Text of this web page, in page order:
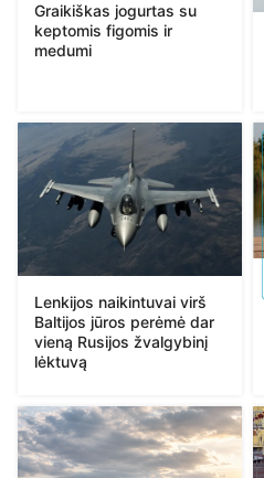
Graikiškas jogurtas su
keptomis figomis ir
medumi
Lenkijos naikintuvai virš
Baltijos jūros perėmė dar
vieną Rusijos žvalgybinį
lėktuvą